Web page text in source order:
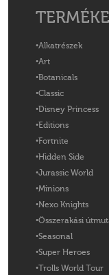
Alkatrészek
Art
Botanicals
Classic
Disney Princess
Editions
Fortnite
Hidden Side
Jurassic World
Minions
Nexo Knights
Összerakási
Seasonal
Super Heroes
Trolls World Tour